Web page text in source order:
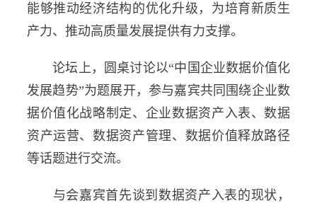
能够推动经济结构的优化升级，为培育新质生
产力、推动高质量发展提供有力支撑。
论坛上，圆桌讨论以“中国企业数据价值化
发展趋势”为题展开，参与嘉宾共同围绕企业数
据价值化战略制定、企业数据资产入表、数据
资产运营、数据资产管理、数据价值释放路径
等话题进行交流。
与会嘉宾首先谈到数据资产入表的现状，